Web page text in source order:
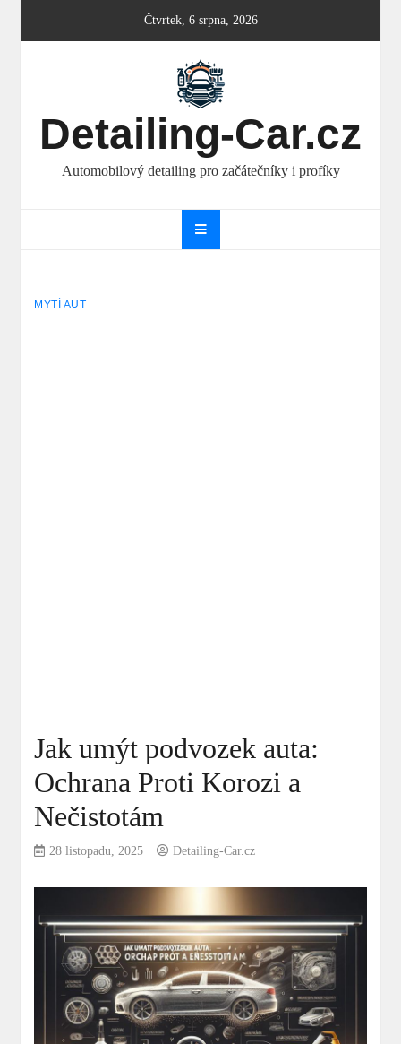
Čtvrtek, 6 srpna, 2026
Detailing-Car.cz
Automobilový detailing pro začátečníky i profíky
MYTÍ AUT
Jak umýt podvozek auta:
Ochrana Proti Korozi a
Nečistotám
28 listopadu, 2025 Detailing-Car.cz